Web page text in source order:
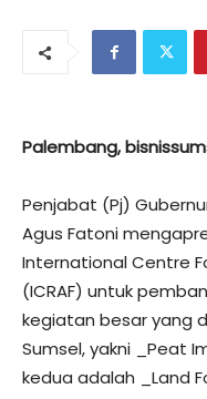
Palembang,
Penjabat (Pj)
Agus Fatoni
International Centre
(ICRAF) untuk
kegiatan besar yang
Sumsel, yakni _Peat
kedua adalah _Land